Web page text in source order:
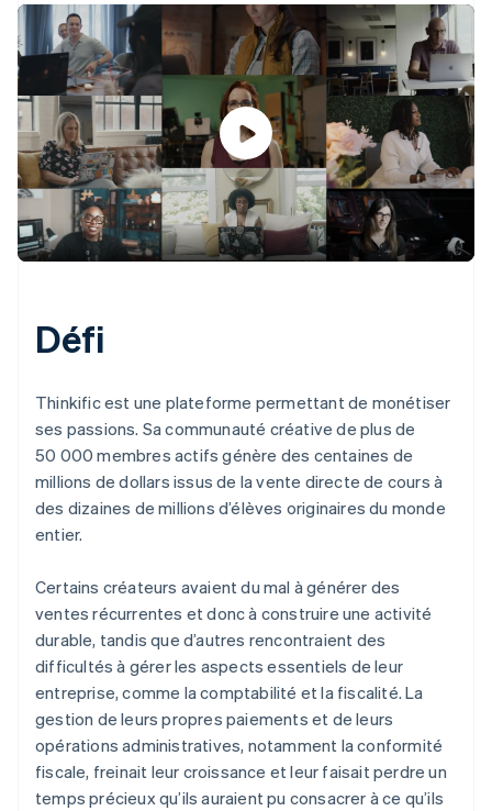
Défi
Thinkific est une plateforme permettant de monétiser
ses passions. Sa communauté créative de plus de
50 000 membres actifs génère des centaines de
millions de dollars issus de la vente directe de cours à
des dizaines de millions d’élèves originaires du monde
entier.
Certains créateurs avaient du mal à générer des
ventes récurrentes et donc à construire une activité
durable, tandis que d’autres rencontraient des
difficultés à gérer les aspects essentiels de leur
entreprise, comme la comptabilité et la fiscalité. La
gestion de leurs propres paiements et de leurs
opérations administratives, notamment la conformité
fiscale, freinait leur croissance et leur faisait perdre un
temps précieux qu’ils auraient pu consacrer à ce qu’ils